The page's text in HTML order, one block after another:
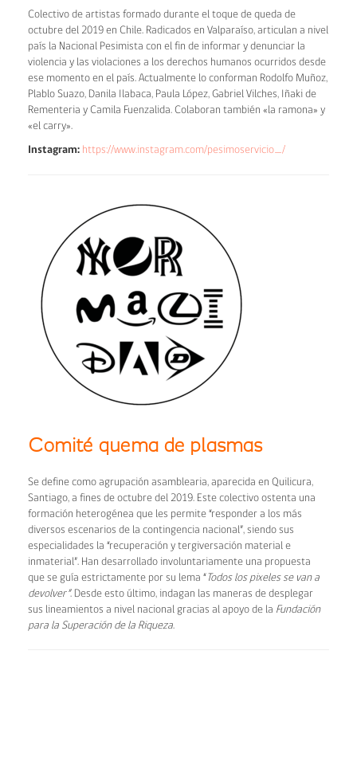
Colectivo de artistas formado durante el toque de queda de
octubre del 2019 en Chile. Radicados en Valparaíso, articulan a nivel
país la Nacional Pesimista con el fin de informar y denunciar la
violencia y las violaciones a los derechos humanos ocurridos desde
ese momento en el país. Actualmente lo conforman Rodolfo Muñoz,
Plablo Suazo, Danila Ilabaca, Paula López, Gabriel Vilches, Iñaki de
Rementeria y Camila Fuenzalida. Colaboran también «la ramona» y
«el carry».
Instagram: https://www.instagram.com/pesimoservicio_/
Comité quema de plasmas
Se define como agrupación asamblearia, aparecida en Quilicura,
Santiago, a fines de octubre del 2019. Este colectivo ostenta una
formación heterogénea que les permite “responder a los más
diversos escenarios de la contingencia nacional”, siendo sus
especialidades la “recuperación y tergiversación material e
inmaterial”. Han desarrollado involuntariamente una propuesta
que se guía estrictamente por su lema “ Todos los pixeles se van a
devolver”. Desde esto último, indagan las maneras de desplegar
sus lineamientos a nivel nacional gracias al apoyo de la Fundación
para la Superación de la Riqueza.